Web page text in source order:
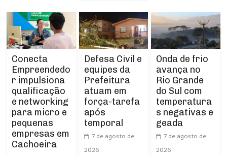
Conecta
Empreendedo
r impulsiona
qualificação
e networking
para micro e
pequenas
empresas em
Cachoeira
Defesa Civil e
equipes da
Prefeitura
atuam em
força-tarefa
após
temporal
7 de agosto de
2026
Onda de frio
avança no
Rio Grande
do Sul com
temperatura
s negativas e
geada
7 de agosto de
2026